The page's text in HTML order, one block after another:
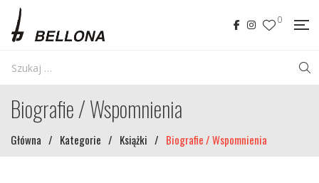
0
Biografie / Wspomnienia
Główna / Kategorie / Książki / Biografie / Wspomnienia